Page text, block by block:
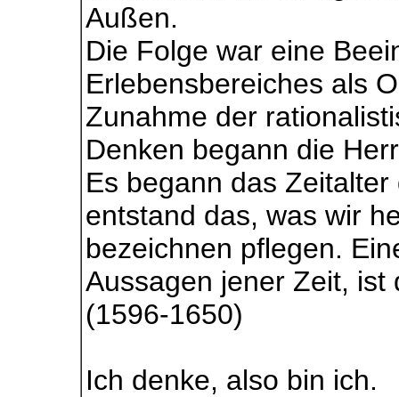
Außen.
Die Folge war eine
Erlebensbereiches als
Zunahme der
Denken begann die
Es begann das
entstand das, was wir
bezeichnen pflegen.
Aussagen jener Zeit, ist
(1596-1650)
Ich denke, also bin ich.